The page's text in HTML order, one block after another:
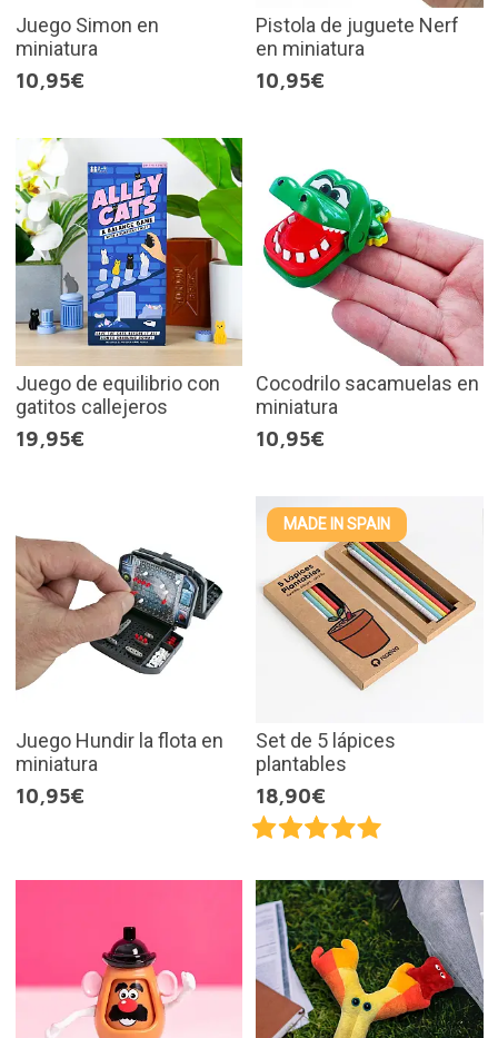
Juego Simon en
miniatura
10,95€
Pistola de juguete Nerf
en miniatura
10,95€
Juego de equilibrio con
gatitos callejeros
19,95€
Cocodrilo sacamuelas en
miniatura
10,95€
Juego Hundir la flota en
miniatura
10,95€
MADE IN SPAIN
Set de 5 lápices
plantables
18,90€